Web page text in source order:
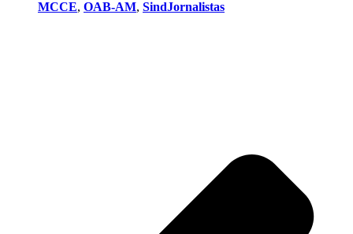
MCCE, OAB-AM, SindJornalistas